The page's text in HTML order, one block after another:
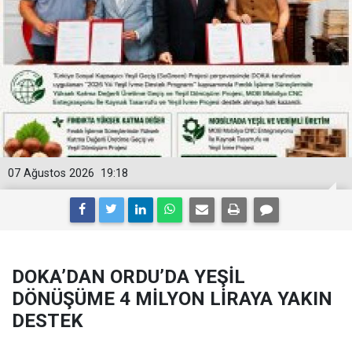
19:18
07 Ağustos 2026
DOKA’DAN ORDU’DA YEŞİL
DÖNÜŞÜME 4 MİLYON LİRAYA YAKIN
DESTEK